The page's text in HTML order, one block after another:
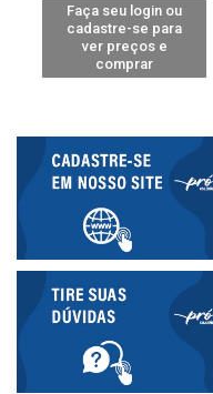
Faça seu login ou
cadastre-se para
ver preços e
comprar